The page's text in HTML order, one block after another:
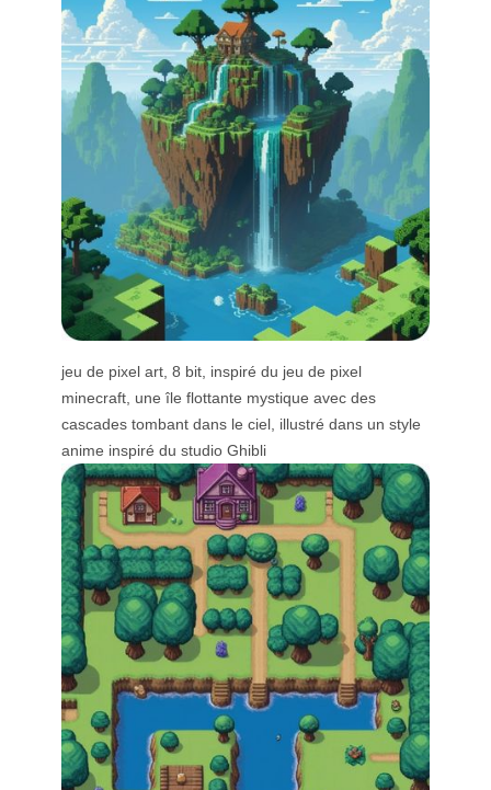
jeu de pixel art, 8 bit, inspiré du jeu de pixel
minecraft, une île flottante mystique avec des
cascades tombant dans le ciel, illustré dans un style
anime inspiré du studio Ghibli